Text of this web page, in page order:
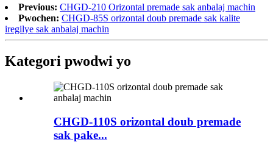
Previous: CHGD-210 Orizontal premade sak anbalaj machin
Pwochen: CHGD-85S orizontal doub premade sak kalite
iregilye sak anbalaj machin
Kategori pwodwi yo
CHGD-110S orizontal doub premade
sak pake...